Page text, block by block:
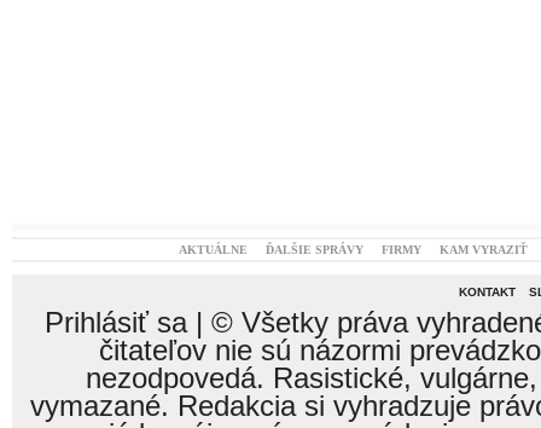
AKTUÁLNE ĎALŠIE SPRÁVY FIRMY KAM VYRAZIŤ
KONTAKT
Prihlásiť sa| © Všetky práva
čitateľov nie sú názormi
nezodpovedá. Rasistické,
vymazané. Redakcia si vyhradzuje